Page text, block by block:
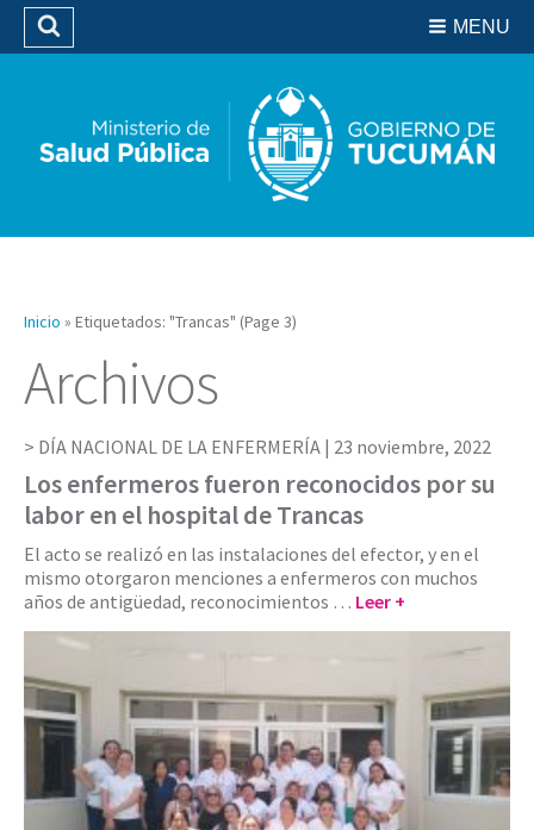
Biblioteca
MENU
Buscar
Inicio » Etiquetados: "Trancas" (Page 3)
Archivos
DÍA NACIONAL DE LA ENFERMERÍA | 23 noviembre, 2022
Los enfermeros fueron reconocidos por su
labor en el hospital de Trancas
El acto se realizó en las instalaciones del efector, y en el
mismo otorgaron menciones a enfermeros con muchos
años de antigüedad, reconocimientos … Leer +